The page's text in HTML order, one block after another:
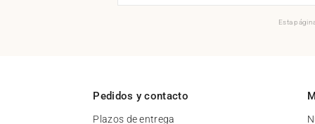
Esta
Pedidos y contacto
Plazos de entrega